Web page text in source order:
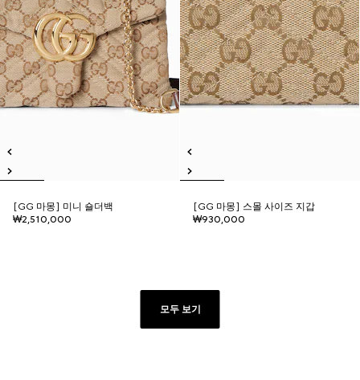
[GG 마몽] 미니 숄더백
₩2,510,000
[GG 마몽] 스몰 사이즈 지갑
₩930,000
모두 보기